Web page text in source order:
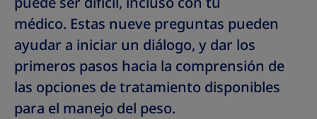
médico. Estas nueve preguntas pueden
ayudar a iniciar un diálogo, y dar los
primeros pasos hacia la comprensión de
las opciones de tratamiento disponibles
para el manejo del peso.